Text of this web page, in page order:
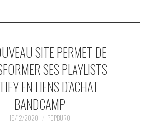
HEY !
SITE PERMET DE
SES PLAYLISTS
EN LIENS D’ACHAT
BANDCAMP
19/12/2020 POPBURO